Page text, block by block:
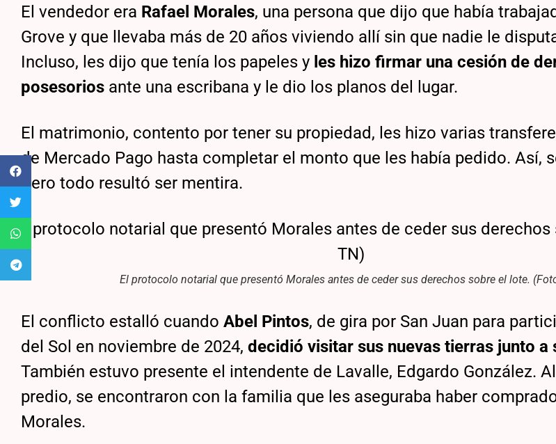
El vendedor era Rafael Morales, una persona que dijo que había
Grove y que llevaba más de 20 años viviendo allí sin que nadie le
Incluso, les dijo que tenía los papeles y les hizo firmar una cesión de
posesorios ante una escribana y le dio los planos del lugar.
El matrimonio, contento por tener su propiedad, les hizo varias
de Mercado Pago hasta completar el monto que les había pedido. Así,
Pero todo resultó ser mentira.
El protocolo notarial que presentó Morales antes de ceder sus derechos sobre el lote.
El conflicto estalló cuandoAbel Pintos, de gira por San Juan para
del Sol en noviembre de 2024,decidió visitar sus nuevas tierras junto a
También estuvo presente el intendente de Lavalle, Edgardo González.
predio, se encontraron con la familia que les aseguraba haber
Morales.